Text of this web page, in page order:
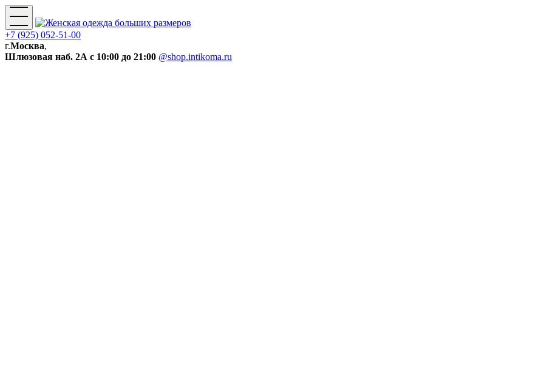
+7 (925) 052-51-00
г.Москва,
Шлюзовая наб. 2А с 10:00 до 21:00 @shop.intikoma.ru